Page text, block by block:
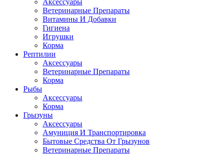
Аксессуары
Ветеринарные Препараты
Витамины И Добавки
Гигиена
Игрушки
Корма
Рептилии
Аксессуары
Ветеринарные Препараты
Корма
Рыбы
Аксессуары
Корма
Грызуны
Аксессуары
Амуниция И Транспортировка
Бытовые Средства От Грызунов
Ветеринарные Препараты